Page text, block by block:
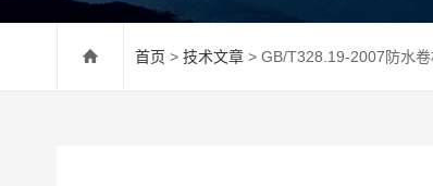
首页 > 技术文章 > GB/T328.19-2007防水